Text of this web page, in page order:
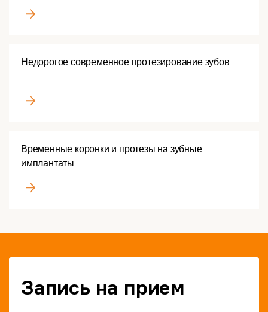
Недорогое современное протезирование зубов
Временные коронки и протезы на зубные
имплантаты
Запись на прием